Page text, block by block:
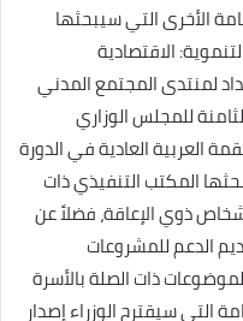
الأخرى التي سيبحثها
الاقتصادية
لمنتدى المجتمع المدني
للمجلس الوزاري
العربية العادية في الدورة
المكتب التنفيذي ذات
ذوي الإعاقة، فضلاً عن
الدعم للمشروعات
ذات الصلة بالأسرة
التي سيقترح الوزراء إصدار